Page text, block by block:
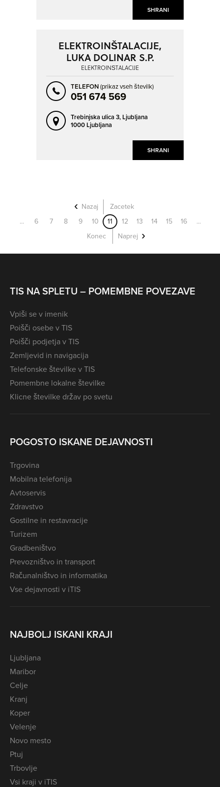
SHRANI
SHRANI
ELEKTROINŠTALACIJE,
LUKA DOLINAR S.P.
ELEKTROINŠTALACIJE
TELEFON(prikaz vseh številk)
051 674 569
Trebinjska ulica 3, Ljubljana
1000 Ljubljana
Nazaj
Zacetek
...
6 7 8 9 10 11 12 13 14 15 16
...
Konec
Naprej
TIS NA SPLETU – POMEMBNE POVEZAVE
Vpiši se v imenik
Poišči osebe v TIS
Poišči podjetja v TIS
Zemljevid in navigacija
Telefonske številke v TIS
Pomembne lokalne številke
Klicne številke držav po svetu
POGOSTO ISKANE DEJAVNOSTI
Trgovina
Mobilna telefonija
Avtoservis
Zdravstvo
Gostilne in restavracije
Turizem
Gradbeništvo
Prevozništvo in transport
Računalništvo in informatika
Vse dejavnosti v iTIS
NAJBOLJ ISKANI KRAJI
Ljubljana
Maribor
Celje
Kranj
Koper
Velenje
Novo mesto
Ptuj
Trbovlje
Vsi kraji v iTIS